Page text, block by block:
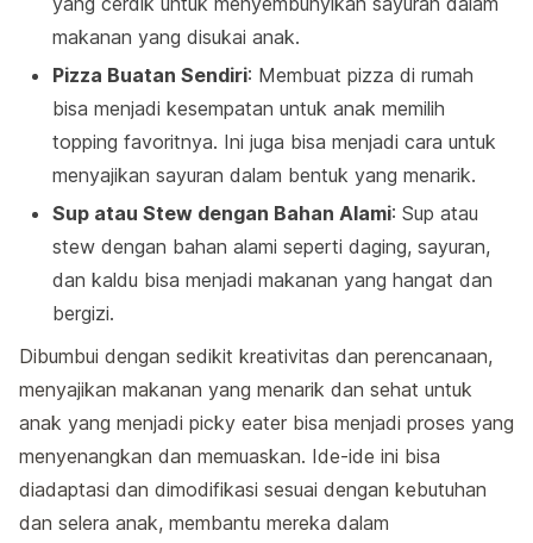
makanan yang disukai anak.
Pizza Buatan Sendiri: Membuat pizza di rumah
bisa menjadi kesempatan untuk anak memilih
topping favoritnya. Ini juga bisa menjadi cara untuk
menyajikan sayuran dalam bentuk yang menarik.
Sup atau Stew dengan Bahan Alami: Sup atau
stew dengan bahan alami seperti daging, sayuran,
dan kaldu bisa menjadi makanan yang hangat dan
bergizi.
Dibumbui dengan sedikit kreativitas dan perencanaan,
menyajikan makanan yang menarik dan sehat untuk
anak yang menjadi picky eater bisa menjadi proses yang
menyenangkan dan memuaskan. Ide-ide ini bisa
diadaptasi dan dimodifikasi sesuai dengan kebutuhan
dan selera anak, membantu mereka dalam